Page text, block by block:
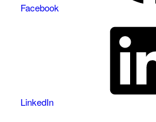
Facebook
LinkedIn